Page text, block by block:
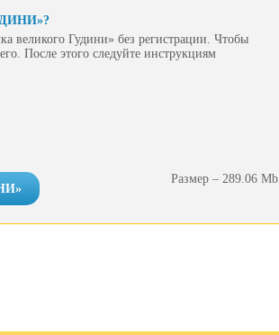
великого Гудини» без регистрации. Чтобы
После этого следуйте инструкциям
Размер – 289.06 Mb